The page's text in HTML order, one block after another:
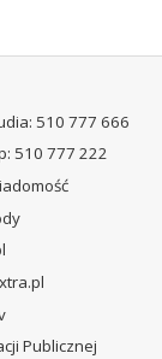
510 777 666
510 777 222
Publicznej